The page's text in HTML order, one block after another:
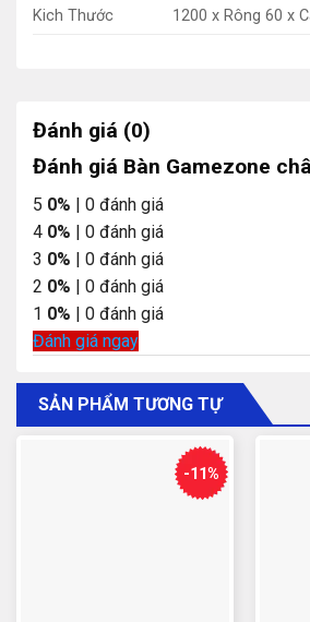
Kich Thước 1200 x Rông 60 x
Đánh giá (0)
Đánh giá Bàn Gamezone
5 0% | 0 đánh giá
4 0% | 0 đánh giá
3 0% | 0 đánh giá
2 0% | 0 đánh giá
1 0% | 0 đánh giá
Đánh giá ngay
SẢN PHẨM TƯƠNG TỰ
-11%